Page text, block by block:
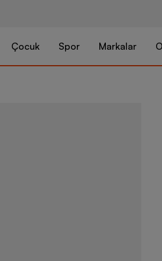
Çocuk Spor Markalar
Nike Jordan